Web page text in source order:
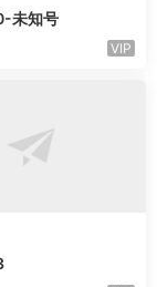
未知号
VIP